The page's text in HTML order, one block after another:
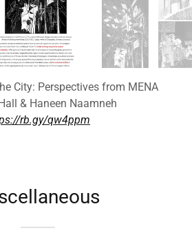
City: Perspectives from MENA
& Haneen Naamneh
rb.gy/qw4ppm